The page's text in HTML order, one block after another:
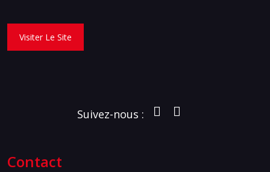
Visiter Le Site
Suivez-nous :
Contact